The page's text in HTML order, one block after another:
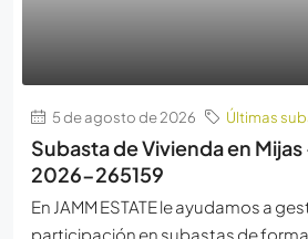
5 de agosto de 2026 Últimas
Subasta de Vivienda en
2026-265159
En JAMM ESTATE le ayudamos a
participación en subastas de